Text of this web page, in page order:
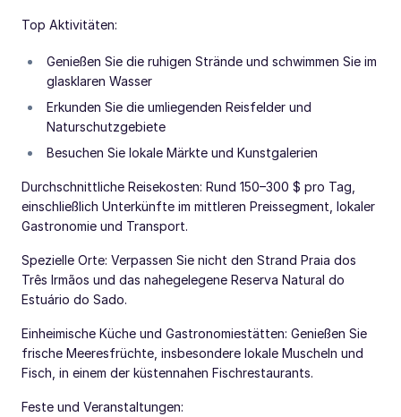
Top Aktivitäten:
Genießen Sie die ruhigen Strände und schwimmen Sie im
glasklaren Wasser
Erkunden Sie die umliegenden Reisfelder und
Naturschutzgebiete
Besuchen Sie lokale Märkte und Kunstgalerien
Durchschnittliche Reisekosten: Rund 150–300 $ pro Tag,
einschließlich Unterkünfte im mittleren Preissegment, lokaler
Gastronomie und Transport.
Spezielle Orte: Verpassen Sie nicht den Strand Praia dos
Três Irmãos und das nahegelegene Reserva Natural do
Estuário do Sado.
Einheimische Küche und Gastronomiestätten: Genießen Sie
frische Meeresfrüchte, insbesondere lokale Muscheln und
Fisch, in einem der küstennahen Fischrestaurants.
Feste und Veranstaltungen: